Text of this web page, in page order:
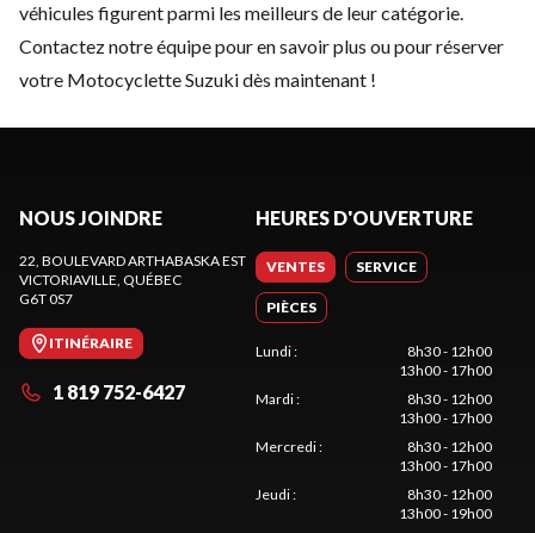
véhicules figurent parmi les meilleurs de leur catégorie.
Contactez notre équipepour en savoir plus ou pour réserver
votre Motocyclette Suzuki dès maintenant !
NOUS JOINDRE
22, BOULEVARD ARTHABASKA EST
VICTORIAVILLE, QUÉBEC
G6T 0S7
ITINÉRAIRE
1 819 752-6427
HEURES D'OUVERTURE
VENTES SERVICE
PIÈCES
Lundi:
8h30 - 12h00
13h00 - 17h00
Mardi:
8h30 - 12h00
13h00 - 17h00
Mercredi:
8h30 - 12h00
13h00 - 17h00
Jeudi:
8h30 - 12h00
13h00 - 19h00